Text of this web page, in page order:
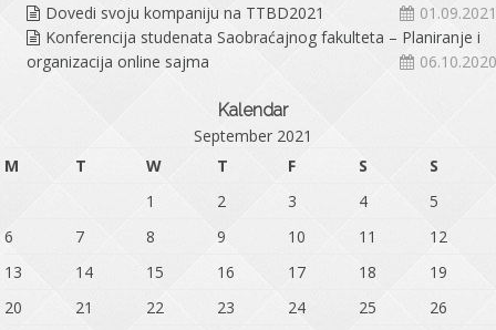
Dovedi svoju kompaniju na TTBD2021
Konferencija studenata Saobraćajnog fakulteta – Planiranje i
organizacija online sajma
Kalendar
September 2021
M
T W T F S S
1 2 3 4
5
6
7 8 9 10 11
12
13
14 15 16 17 18
19
20
21 22 23 24 25
26